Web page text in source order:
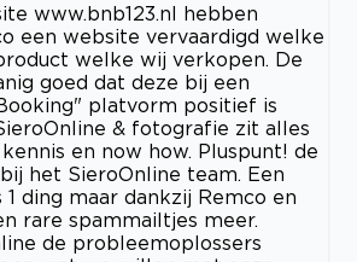
www.bnb123.nl hebben
een website vervaardigd welke
welke wij verkopen. De
goed dat deze bij een
platvorm positief is
& fotografie zit alles
en now how. Pluspunt! de
het SieroOnline team. Een
ding maar dankzij Remco en
rare spammailtjes meer.
de probleemoplossers